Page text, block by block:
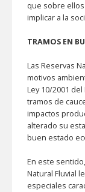
que sobre
implicar a la
TRAMOS EN
Las Reservas
motivos
Ley 10/2001
tramos de
impactos
alterado su
buen estado
En este
Natural Fluvial
especiales